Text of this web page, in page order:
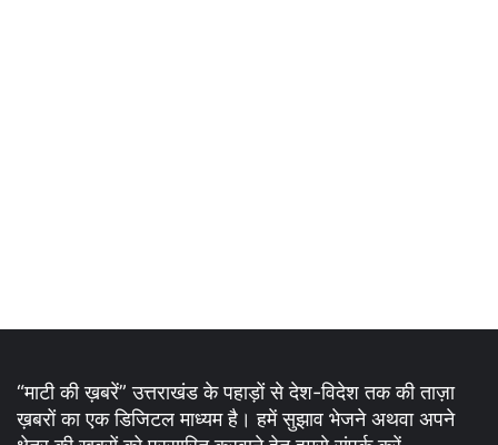
“माटी की ख़बरें” उत्तराखंड के पहाड़ों से देश-विदेश तक की ताज़ा
ख़बरों का एक डिजिटल माध्यम है। हमें सुझाव भेजने अथवा अपने